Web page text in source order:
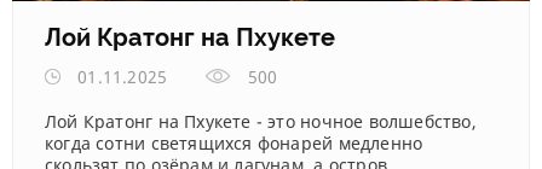
Лой Кратонг на Пхукете
01.11.2025
500
Лой Кратонг на Пхукете - это ночное волшебство,
когда сотни светящихся фонарей медленно
скользят по озёрам и лагунам, а остров